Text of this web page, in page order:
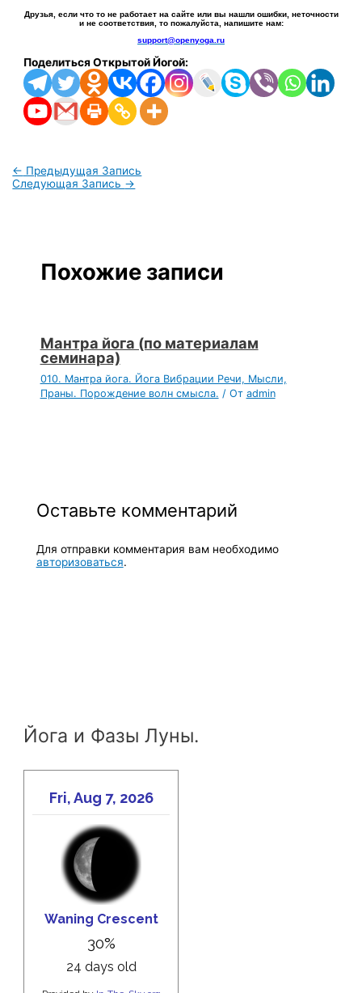
Друзья, если что то не работает на сайте или вы нашли ошибки, неточности
и не соответствия, то пожалуйста, напишите нам:
support@openyoga.ru
Поделиться Открытой Йогой:
← Предыдущая Запись
Следующая Запись →
Похожие записи
Мантра йога (по материалам
семинара)
010. Мантра йога. Йога Вибрации Речи, Мысли,
Праны. Порождение волн смысла. / От admin
Оставьте комментарий
Для отправки комментария вам необходимо
авторизоваться.
Йога и Фазы Луны.